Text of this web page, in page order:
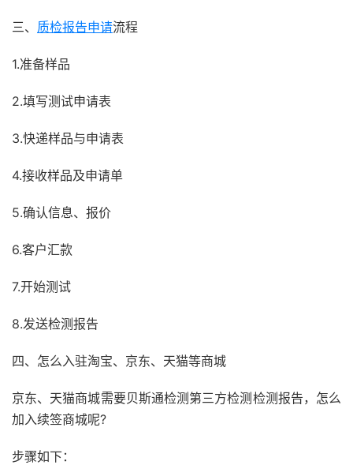
三、 质检报告申请流程
1.准备样品
2.填写测试申请表
3.快递样品与申请表
4.接收样品及申请单
5.确认信息、报价
6.客户汇款
7.开始测试
8.发送检测报告
四、怎么入驻淘宝、京东、天猫等商城
京东、天猫商城需要贝斯通检测第三方检测检测报告，怎么
加入续签商城呢?
步骤如下：